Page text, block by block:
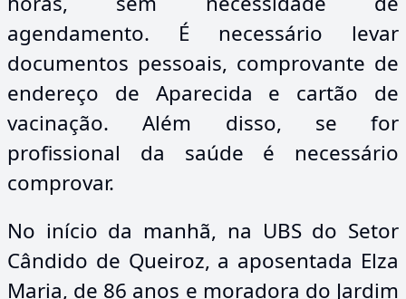
agendamento. É necessário levar
documentos pessoais, comprovante de
endereço de Aparecida e cartão de
vacinação. Além disso, se for
profissional da saúde é necessário
comprovar.
No início da manhã, na UBS do Setor
Cândido de Queiroz, a aposentada Elza
Maria, de 86 anos e moradora do Jardim